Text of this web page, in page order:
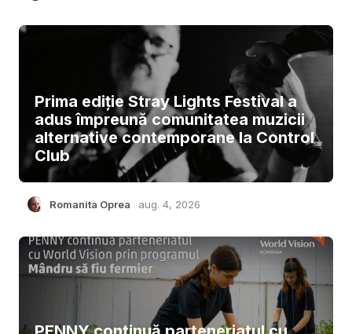
Prima ediție Stray Lights Festival a
adus împreună comunitatea muzicii
alternative contemporane la Control
Club
Romanita Oprea aug. 4, 2026